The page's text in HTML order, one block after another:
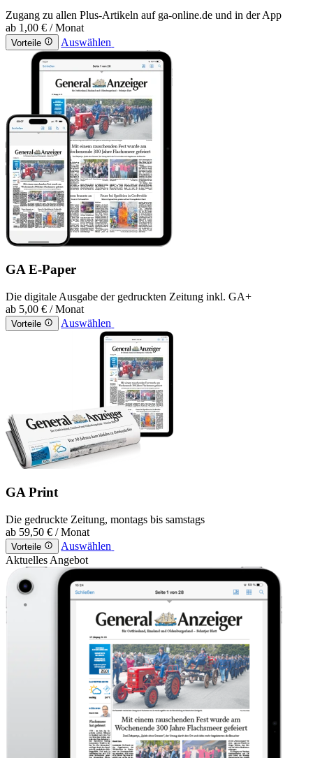
Zugang zu allen Plus-Artikeln auf ga-online.de und in der App
ab 1,00 € / Monat
Vorteile Auswählen
GA E-Paper
Die digitale Ausgabe der gedruckten Zeitung inkl. GA+
ab 5,00 € / Monat
Vorteile Auswählen
GA Print
Die gedruckte Zeitung, montags bis samstags
ab 59,50 € / Monat
Vorteile
Auswählen
Aktuelles Angebot